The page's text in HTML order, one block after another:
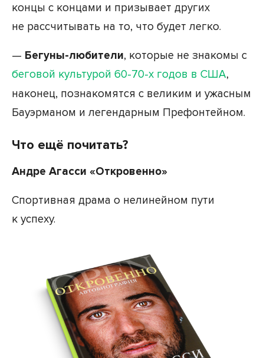
концы с концами и призывает других
не рассчитывать на то, что будет легко.
— Бегуны-любители, которые не знакомы с
беговой культурой 60-70-х годов в США,
наконец, познакомятся с великим и ужасным
Бауэрманом и легендарным Префонтейном.
Что ещё почитать?
Андре Агасси «Откровенно»
Спортивная драма о нелинейном пути
к успеху.